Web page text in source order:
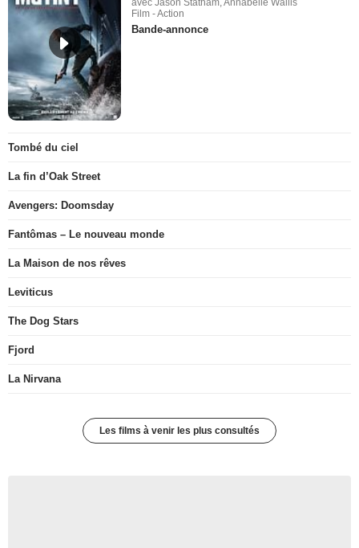
Film - Action
Bande-annonce
Tombé du ciel
La fin d’Oak Street
Avengers: Doomsday
Fantômas – Le nouveau monde
La Maison de nos rêves
Leviticus
The Dog Stars
Fjord
La Nirvana
Les films à venir les plus consultés